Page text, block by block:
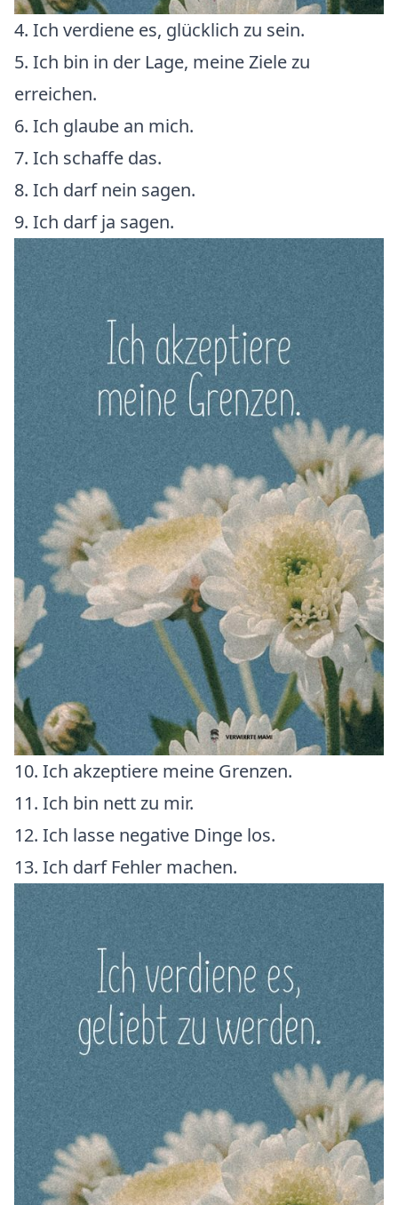
4. Ich verdiene es, glücklich zu sein.
5. Ich bin in der Lage, meine Ziele zu
erreichen.
6. Ich glaube an mich.
7. Ich schaffe das.
8. Ich darf nein sagen.
9. Ich darf ja sagen.
10. Ich akzeptiere meine Grenzen.
11. Ich bin nett zu mir.
12. Ich lasse negative Dinge los.
13. Ich darf Fehler machen.